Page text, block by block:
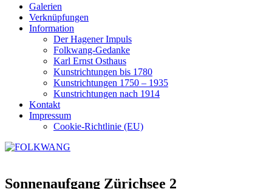
Galerien
Verknüpfungen
Information
Der Hagener Impuls
Folkwang-Gedanke
Karl Ernst Osthaus
Kunstrichtungen bis 1780
Kunstrichtungen 1750 – 1935
Kunstrichtungen nach 1914
Kontakt
Impressum
Cookie-Richtlinie (EU)
Sonnenaufgang Zürichsee 2